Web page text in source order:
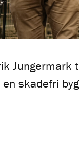
Jungermark
skadefri